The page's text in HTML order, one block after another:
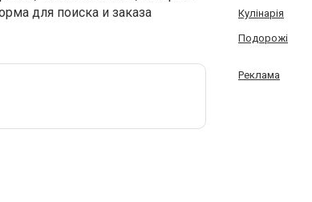
для поиска и заказа
Кулінарія
Подорожі
Реклама